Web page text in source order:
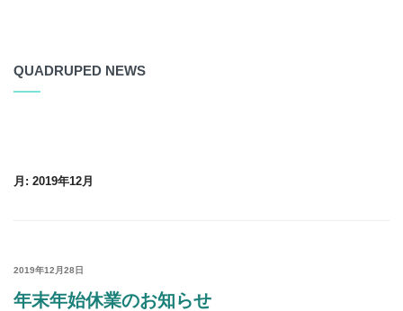
QUADRUPED NEWS
月: 2019年12月
POSTED
2019年12月28日
年末年始休業のお知らせ